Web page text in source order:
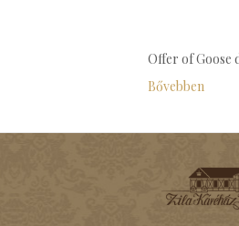
Offer of Goose
Bővebben